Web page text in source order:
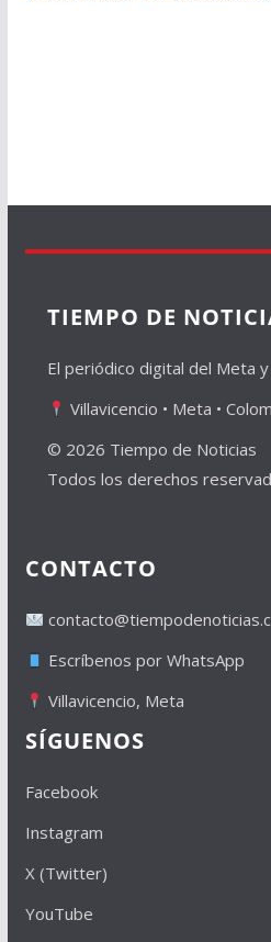
TIEMPO DE
El periódico digital del Meta y
Villavicencio • Meta •
© 2026 Tiempo de Noticias
Todos los derechos
CONTACTO
Escríbenos por WhatsApp
Villavicencio, Meta
SÍGUENOS
Facebook
Instagram
X (Twitter)
YouTube